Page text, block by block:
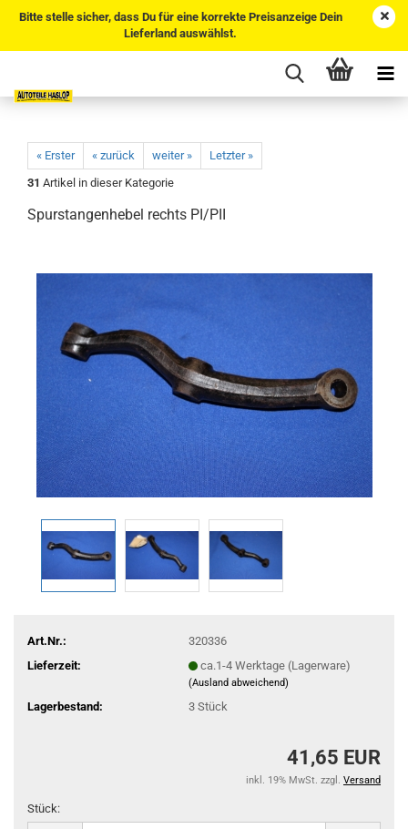
Bitte stelle sicher, dass Du für eine korrekte Preisanzeige Dein
Lieferland auswählst.
« Erster « zurück weiter »
Letzter »
31 Artikel in dieser Kategorie
Spurstangenhebel rechts PI/PII
Art.Nr.:
320336
Lieferzeit:
ca.1-4 Werktage (Lagerware)
(Ausland abweichend)
Lagerbestand: 3 Stück
41,65 EUR
inkl. 19% MwSt. zzgl. Versand
Stück: